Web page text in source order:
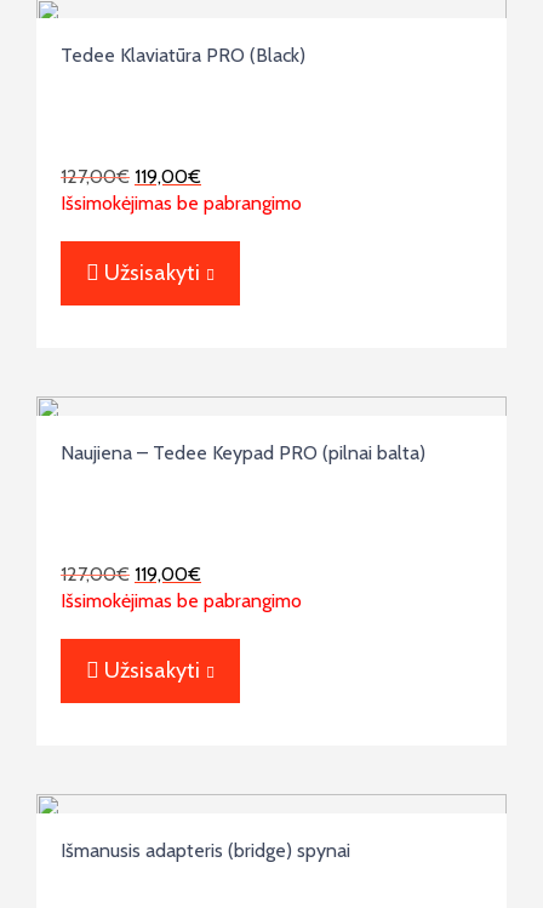
Tedee Klaviatūra PRO (Black)
127,00€ 119,00€
Išsimokėjimas be pabrangimo
Užsisakyti
Naujiena – Tedee Keypad PRO (pilnai balta)
127,00€ 119,00€
Išsimokėjimas be pabrangimo
Užsisakyti
Išmanusis adapteris (bridge) spynai